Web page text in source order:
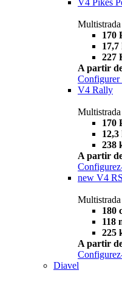
170
17,7
227
A partir
Configurer
V4 Rally
170
12,3
238
A partir
new V4 RS
180
118
225
A partir
Diavel